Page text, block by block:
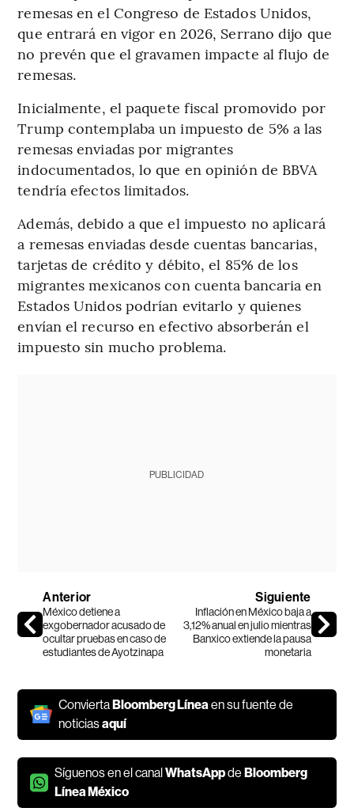
remesas en el Congreso de Estados Unidos,
que entrará en vigor en 2026, Serrano dijo que
no prevén que el gravamen impacte al flujo de
remesas.
Inicialmente, el paquete fiscal promovido por
Trump contemplaba un impuesto de 5% a las
remesas enviadas por migrantes
indocumentados, lo que en opinión de BBVA
tendría efectos limitados.
Además, debido a que el impuesto no aplicará
a remesas enviadas desde cuentas bancarias,
tarjetas de crédito y débito, el 85% de los
migrantes mexicanos con cuenta bancaria en
Estados Unidos podrían evitarlo y quienes
envían el recurso en efectivo absorberán el
impuesto sin mucho problema.
PUBLICIDAD
Anterior
México detiene a
exgobernador acusado de
ocultar pruebas en caso de
estudiantes de Ayotzinapa
Siguiente
Inflación en México baja a
3,12% anual en julio mientras
Banxico extiende la pausa
monetaria
ConviertaBloomberg Línea en su fuente de
noticiasaquí
Síguenos en el canalWhatsAppdeBloomberg
Línea México